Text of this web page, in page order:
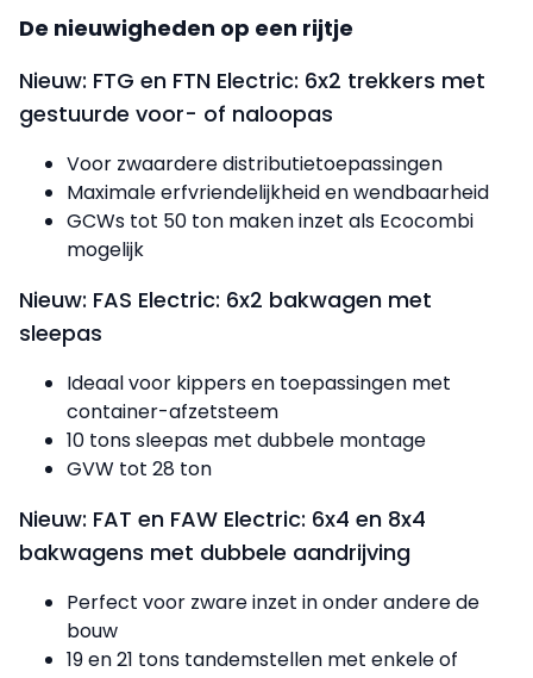
De nieuwigheden op een rijtje
Nieuw: FTG en FTN Electric: 6x2 trekkers met
gestuurde voor- of naloopas
Voor zwaardere distributietoepassingen
Maximale erfvriendelijkheid en wendbaarheid
GCWs tot 50 ton maken inzet als Ecocombi
mogelijk
Nieuw: FAS Electric: 6x2 bakwagen met
sleepas
Ideaal voor kippers en toepassingen met
container-afzetsteem
10 tons sleepas met dubbele montage
GVW tot 28 ton
Nieuw: FAT en FAW Electric: 6x4 en 8x4
bakwagens met dubbele aandrijving
Perfect voor zware inzet in onder andere de
bouw
19 en 21 tons tandemstellen met enkele of